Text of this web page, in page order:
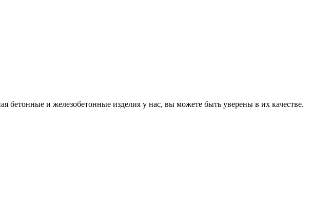
и железобетонные изделия у нас, вы можете быть уверены в их качестве.